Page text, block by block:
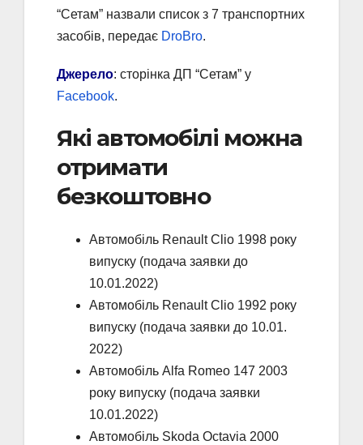
“Сетам” назвали список з 7 транспортних
засобів, передає DroBro.
Джерело: сторінка ДП “Сетам” у
Facebook.
Які автомобілі можна
отримати
безкоштовно
Автомобіль Renault Clio 1998 року
випуску (подача заявки до
10.01.2022)
Автомобіль Renault Clio 1992 року
випуску (подача заявки до 10.01.
2022)
Автомобіль Alfa Romeo 147 2003
року випуску (подача заявки
10.01.2022)
Автомобіль Skoda Octavia 2000